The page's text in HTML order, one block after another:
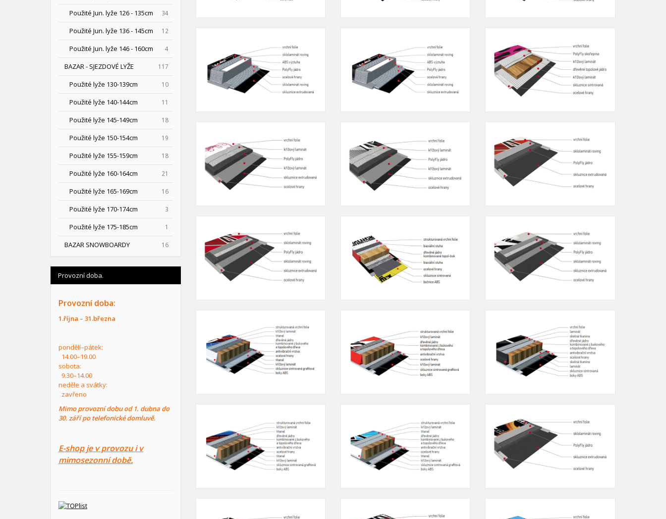
Použité Jun. lyže 126 - 135cm 34
Použité Jun. lyže 136 - 145cm 12
Použité Jun. lyže 146 - 160cm 4
BAZAR - SJEZDOVÉ LYŽE 117
Použité lyže 130-139cm 10
Použité lyže 140-144cm 11
Použité lyže 145-149cm 18
Použité lyže 150-154cm 19
Použité lyže 155-159cm 18
Použité lyže 160-164cm 21
Použité lyže 165-169cm 16
Použité lyže 170-174cm 3
Použité lyže 175-185cm 1
BAZAR SNOWBOARDY 16
Provozní doba.
Provozní doba:
1.října – 31.března
pondělí–pátek:
14.00–19.00
sobota:
9.30–14.00
neděle a svátky:
zavřeno
Mimo provozní dobu od 1. dubna do
30. září po telefonické domluvě.
E-shop je v provozu i v
mimosezonní době.